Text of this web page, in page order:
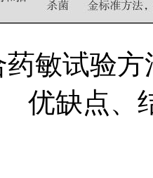
敏试验
优缺点、